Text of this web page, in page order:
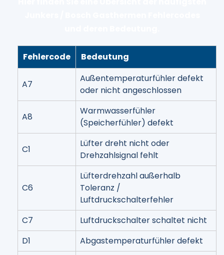
Fehlercode Bedeutung
A7
Außentemperaturfühler defekt
oder nicht angeschlossen
A8
Warmwasserfühler
(Speicherfühler) defekt
C1
Lüfter dreht nicht oder
Drehzahlsignal fehlt
C6
Lüfterdrehzahl außerhalb
Toleranz /
Luftdruckschalterfehler
C7
Luftdruckschalter schaltet nicht
D1
Abgastemperaturfühler defekt